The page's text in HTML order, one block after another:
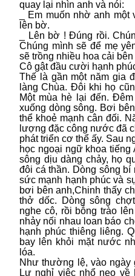
quay lại nhìn anh và nói:
_ Em muốn nhờ anh
lên bờ.
_ Lên bờ ! Đúng rồi.
Chúng mình sẽ để mẹ
sẽ trồng nhiều hoa cải bên
Cô gật đầu cười hạnh
Thế là gần một năm gia
làng Chùa. Đôi khi họ
Một mùa hè lại đến.
xuống dòng sông. Bơi
thể khoẻ mạnh cân đối.
lượng đặc công nước đã
phát triển cơ thể ấy. Sau
học ngoại ngữ khoa tiếng
sông dịu dàng chảy, họ
đôi cá thần. Dòng sông
sức mạnh hạnh phúc và
bơi bên anh,Chinh thấy
thở dốc. Dòng sông
nghe cô, rồi bỗng trào
nhảy nối nhau loan báo
hạnh phúc thiêng liêng.
bay lên khỏi mặt nước
lóa.
Như thường lệ, vào ngày
Lư nghỉ việc nhổ neo về